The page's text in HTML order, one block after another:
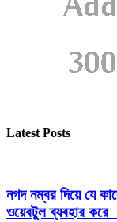
Latest Posts
নগদ নম্বর দিয়ে যে
ওয়েবটুল ব্যবহার করে